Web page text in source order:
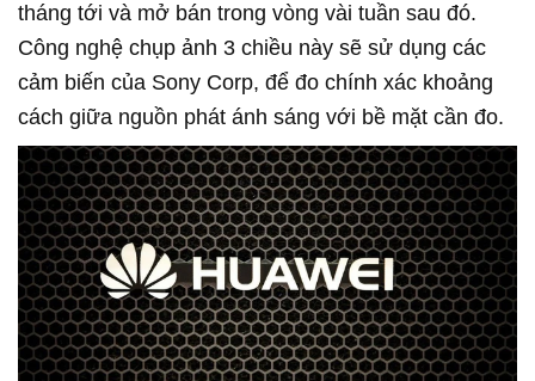
tháng tới và mở bán trong vòng vài tuần sau đó.
Công nghệ chụp ảnh 3 chiều này sẽ sử dụng các
cảm biến của Sony Corp, để đo chính xác khoảng
cách giữa nguồn phát ánh sáng với bề mặt cần đo.